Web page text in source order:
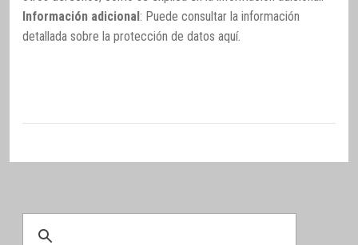
Información adicional : Puede consultar la información
detallada sobre la protección de datos aquí.